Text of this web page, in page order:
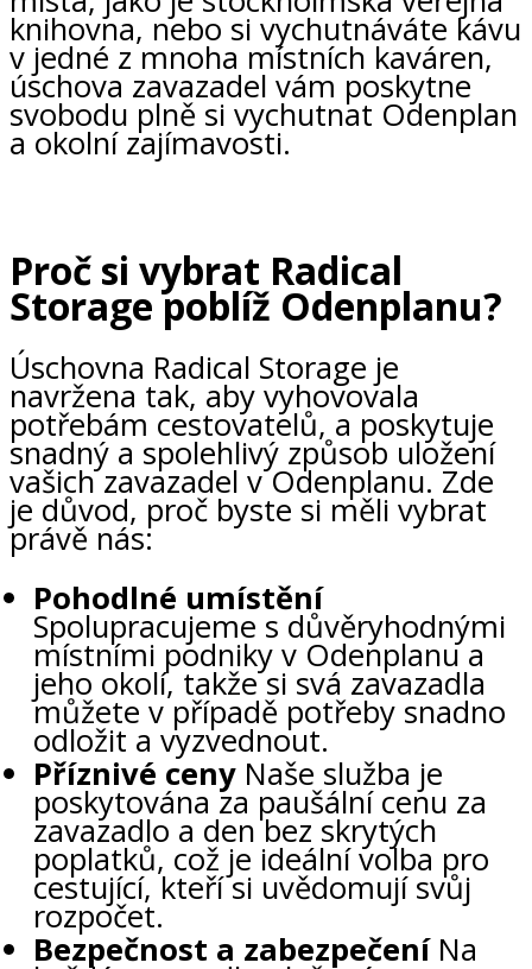
knihovna, nebo si vychutnáváte kávu
v jedné z mnoha místních kaváren,
úschova zavazadel vám poskytne
svobodu plně si vychutnat Odenplan
a okolní zajímavosti.
Proč si vybrat Radical
Storage poblíž Odenplanu?
Úschovna Radical Storage je
navržena tak, aby vyhovovala
potřebám cestovatelů, a poskytuje
snadný a spolehlivý způsob uložení
vašich zavazadel v Odenplanu. Zde
je důvod, proč byste si měli vybrat
právě nás:
Pohodlné umístění
Spolupracujeme s důvěryhodnými
místními podniky v Odenplanu a
jeho okolí, takže si svá zavazadla
můžete v případě potřeby snadno
odložit a vyzvednout.
Příznivé ceny Naše služba je
poskytována za paušální cenu za
zavazadlo a den bez skrytých
poplatků, což je ideální volba pro
cestující, kteří si uvědomují svůj
rozpočet.
Bezpečnost a zabezpečeníNa